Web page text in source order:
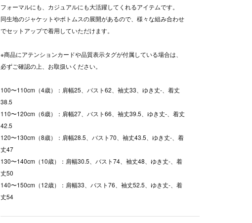
フォーマルにも、カジュアルにも大活躍してくれるアイテムです。
同生地のジャケットやボトムスの展開があるので、様々な組み合わせ
でセットアップで着用していただけます。
※商品にアテンションカードや品質表示タグが付属している場合は、
必ずご確認の上、お取扱いください。
100〜110cm（4歳）：肩幅25、バスト62、袖丈33、ゆき丈-、着丈
38.5
110〜120cm（6歳）：肩幅27、バスト66、袖丈39.5、ゆき丈-、着丈
42.5
120〜130cm（8歳）：肩幅28.5、バスト70、袖丈43.5、ゆき丈-、着
丈47
130〜140cm（10歳）：肩幅30.5、バスト74、袖丈48、ゆき丈-、着
丈50
140〜150cm（12歳）：肩幅33、バスト76、袖丈52.5、ゆき丈-、着
丈54